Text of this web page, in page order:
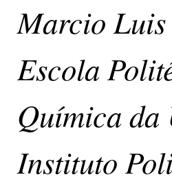
Marcio Luis
Escola
Química da
Instituto